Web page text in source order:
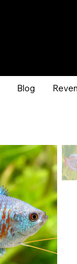
Blog